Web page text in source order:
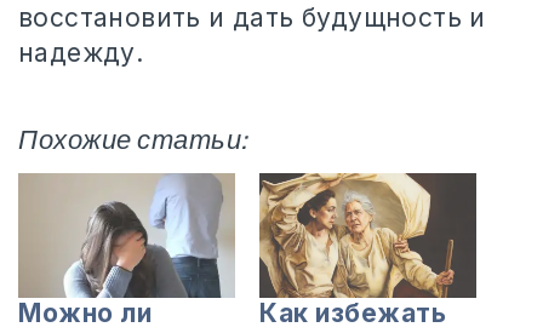
восстановить и дать будущность и
надежду.
Похожие статьи:
Можно ли
Как избежать